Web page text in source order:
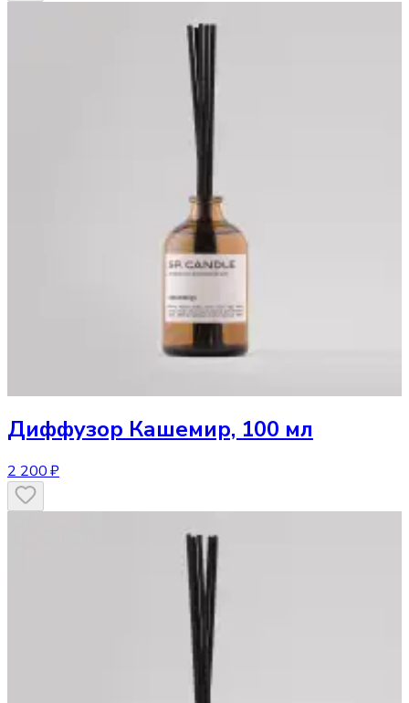
Диффузор Кашемир, 100 мл
2 200 ₽